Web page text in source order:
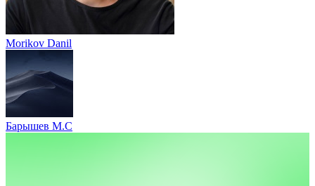
Morikov Danil
Барышев М.С